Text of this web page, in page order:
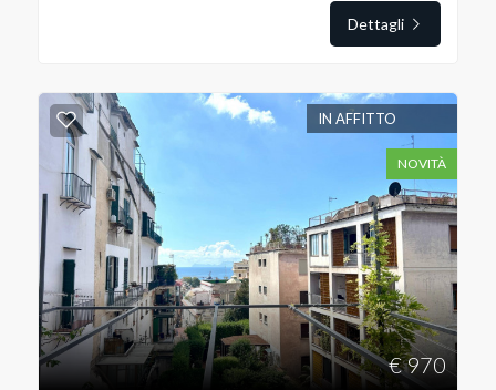
Dettagli
IN AFFITTO
NOVITÀ
€ 970
Commerciali
Terreni
Prezzo